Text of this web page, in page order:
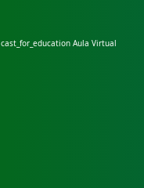
cast_for_educationAula Virtual